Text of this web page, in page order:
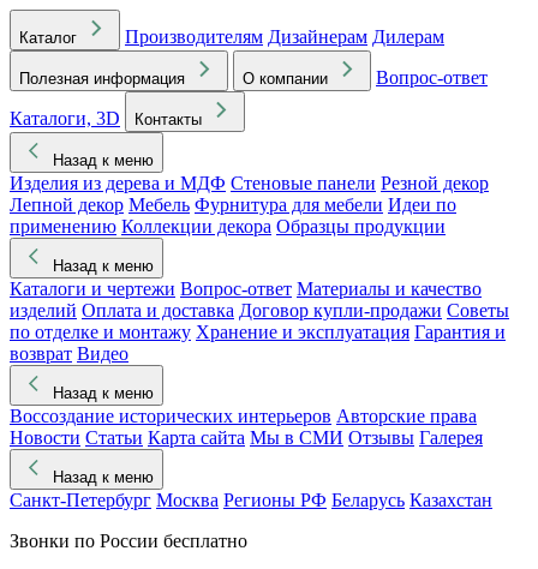
Каталог Производителям Дизайнерам Дилерам
Полезная информация О компании
Вопрос-ответ
Каталоги, 3D
Контакты
Назад к меню
Изделия из дерева и МДФ Стеновые панели Резной декор
Лепной декор Мебель Фурнитура для мебели Идеи по
применению Коллекции декора Образцы продукции
Назад к меню
Каталоги и чертежи Вопрос-ответ Материалы и качество
изделий Оплата и доставка Договор купли-продажи Советы
по отделке и монтажу Хранение и эксплуатация Гарантия и
возврат Видео
Назад к меню
Воссоздание исторических интерьеров Авторские права
Новости Статьи Карта сайта Мы в СМИ Отзывы Галерея
Назад к меню
Санкт-Петербург Москва Регионы РФ Беларусь Казахстан
Звонки по России бесплатно